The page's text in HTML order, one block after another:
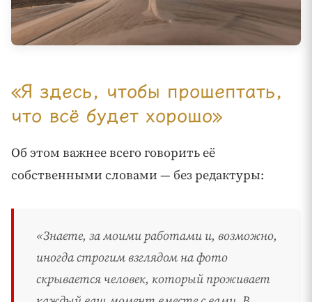
«Я здесь, чтобы прошептать,
что всё будет хорошо»
Об этом важнее всего говорить её
собственными словами — без редактуры:
«Знаете, за моими работами и, возможно,
иногда строгим взглядом на фото
скрывается человек, который проживает